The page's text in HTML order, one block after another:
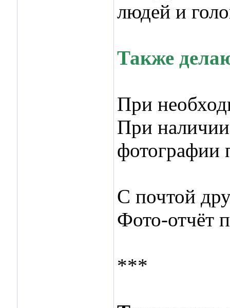
людей и
Также
При
При
фотографии
С почтой
Фото-отчёт
***